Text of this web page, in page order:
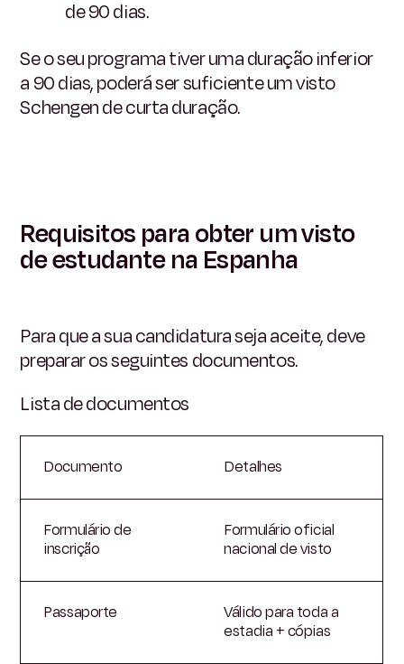
de 90 dias.
Se o seu programa tiver uma duração inferior
a 90 dias, poderá ser suficiente um visto
Schengen de curta duração.
Requisitos para obter um visto
de estudante na Espanha
Para que a sua candidatura seja aceite, deve
preparar os seguintes documentos.
Lista de documentos
Documento Detalhes
Formulário de
inscrição
Formulário oficial
nacional de visto
Passaporte
Válido para toda a
estadia + cópias